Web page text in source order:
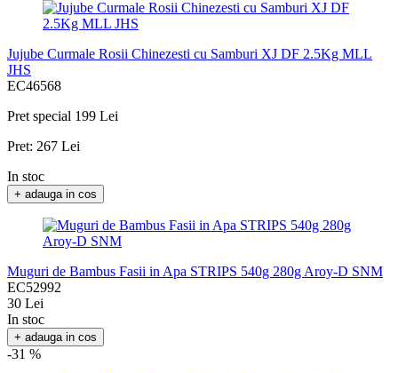
Jujube Curmale Rosii Chinezesti cu Samburi XJ DF 2.5Kg MLL
JHS
EC46568
Pret special 199 Lei
Pret: 267 Lei
In stoc
+ adauga in cos
Muguri de Bambus Fasii in Apa STRIPS 540g 280g Aroy-D SNM
EC52992
30 Lei
In stoc
+ adauga in cos
-31 %